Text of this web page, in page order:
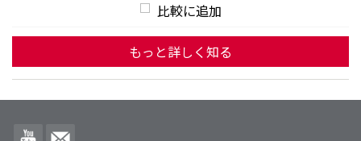
比較に追加
もっと詳しく知る